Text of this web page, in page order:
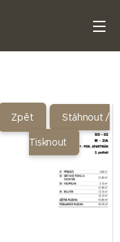
Zpět
Stáhnout /
Tisknout